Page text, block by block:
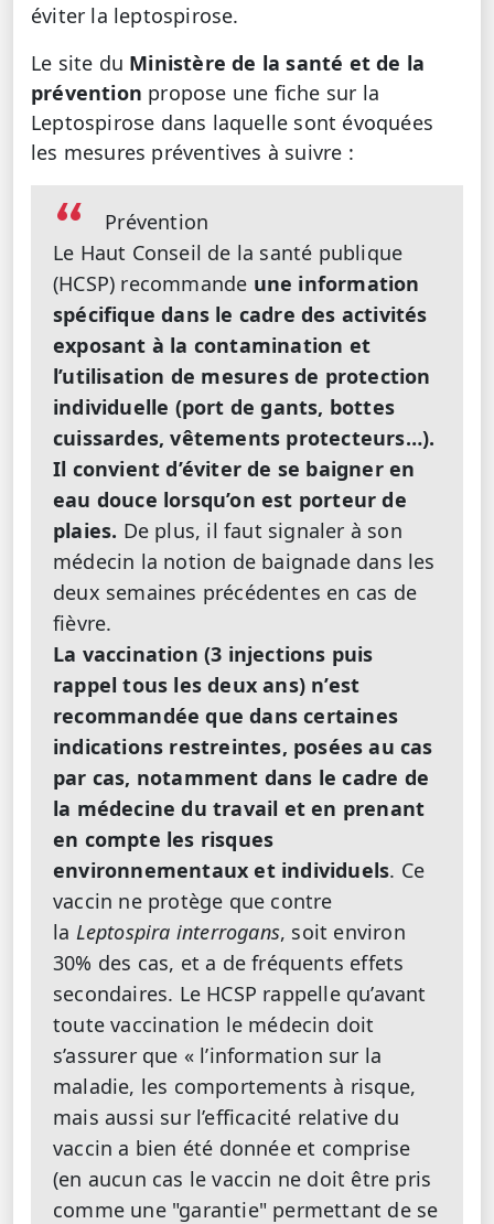
éviter la leptospirose.
Le site du Ministère de la santé et de la
prévention propose une fiche sur la
Leptospirose dans laquelle sont évoquées
les mesures préventives à suivre :
Prévention
Le Haut Conseil de la santé publique
(HCSP) recommande une information
spécifique dans le cadre des activités
exposant à la contamination et
l’utilisation de mesures de protection
individuelle (port de gants, bottes
cuissardes, vêtements protecteurs…).
Il convient d’éviter de se baigner en
eau douce lorsqu’on est porteur de
plaies. De plus, il faut signaler à son
médecin la notion de baignade dans les
deux semaines précédentes en cas de
fièvre.
La vaccination (3 injections puis
rappel tous les deux ans) n’est
recommandée que dans certaines
indications restreintes, posées au cas
par cas, notamment dans le cadre de
la médecine du travail et en prenant
en compte les risques
environnementaux et individuels. Ce
vaccin ne protège que contre
la Leptospira interrogans, soit environ
30% des cas, et a de fréquents effets
secondaires. Le HCSP rappelle qu’avant
toute vaccination le médecin doit
s’assurer que « l’information sur la
maladie, les comportements à risque,
mais aussi sur l’efficacité relative du
vaccin a bien été donnée et comprise
(en aucun cas le vaccin ne doit être pris
comme une "garantie" permettant de se